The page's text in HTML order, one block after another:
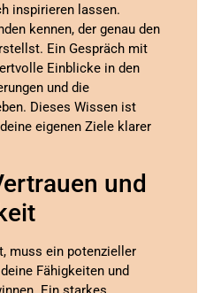
inspirieren lassen.
kennen, der genau den
Ein Gespräch mit
Einblicke in den
und die
Dieses Wissen ist
eigenen Ziele klarer
und
muss ein potenzieller
Fähigkeiten und